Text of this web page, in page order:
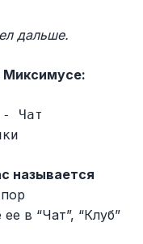
дальше.
Миксимусе:
- Чат
называется
в “Чат”, “Клуб”